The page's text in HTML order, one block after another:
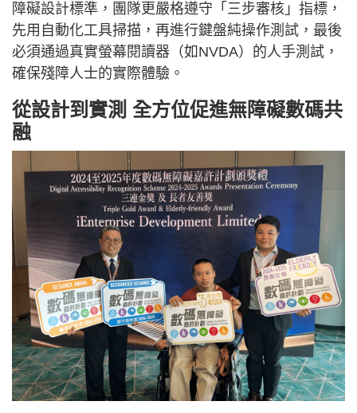
障礙設計標準，團隊更嚴格遵守「三步審核」指標，
先用自動化工具掃描，再進行鍵盤純操作測試，最後
必須通過真實螢幕閱讀器（如NVDA）的人手測試，
確保殘障人士的實際體驗。
從設計到實測 全方位促進無障礙數碼共
融